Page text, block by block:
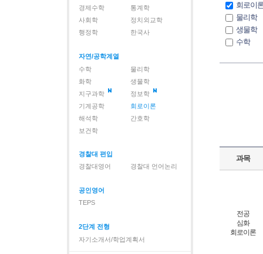
경제수학
통계학
사회학
정치외교학
행정학
한국사
자연/공학계열
수학
물리학
화학
생물학
지구과학
정보학
기계공학
회로이론
해석학
간호학
보건학
경찰대 편입
경찰대영어
경찰대 언어논리
공인영어
TEPS
2단계 전형
자기소개서/학업계획서
회로이
물리학
생물학
수학
과목
전공
심화
회로이론